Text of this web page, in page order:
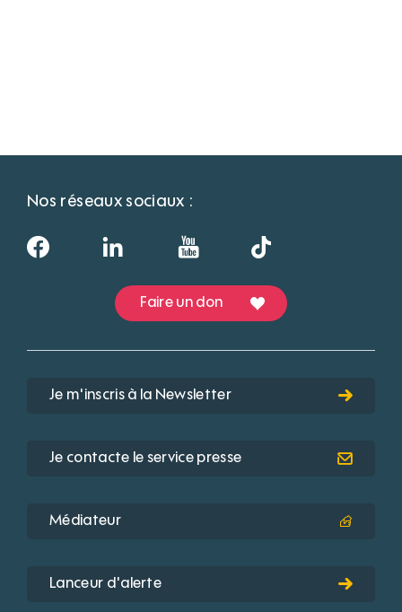
Nos réseaux sociaux :
Faire un don
Je m'inscris à la Newsletter
Je contacte le service presse
Médiateur
Lanceur d'alerte